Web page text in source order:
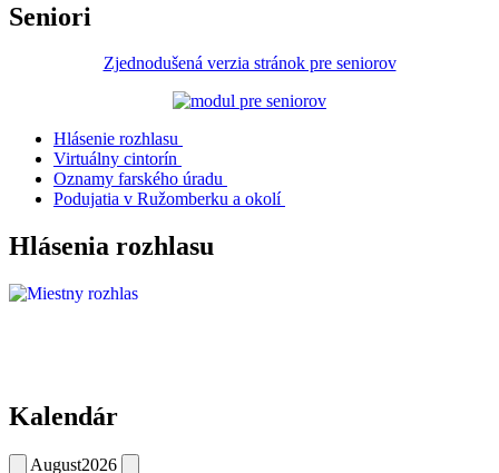
Seniori
Zjednodušená verzia stránok pre seniorov
Hlásenie rozhlasu
Virtuálny cintorín
Oznamy farského úradu
Podujatia v Ružomberku a okolí
Hlásenia rozhlasu
Kalendár
August2026